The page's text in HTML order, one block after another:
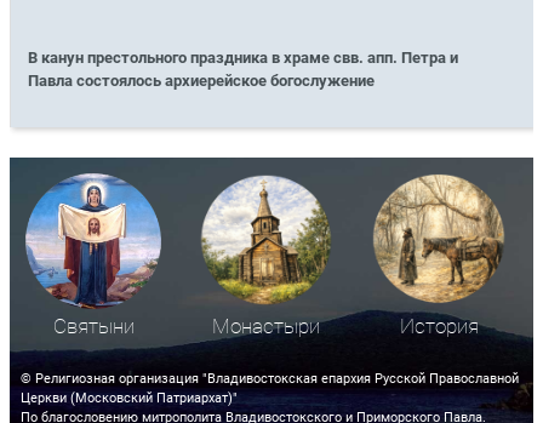
В канун престольного праздника в храме свв. апп. Петра и
Павла состоялось архиерейское богослужение
Святыни Монастыри История
© Религиозная организация "Владивостокская епархия Русской Православной
Церкви (Московский Патриархат)"
По благословению митрополита Владивостокского и Приморского Павла.